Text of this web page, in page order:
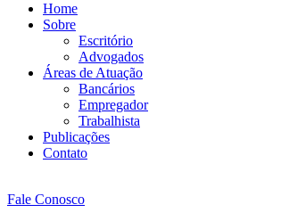
Home
Sobre
Escritório
Advogados
Áreas de Atuação
Bancários
Empregador
Trabalhista
Publicações
Contato
Fale Conosco